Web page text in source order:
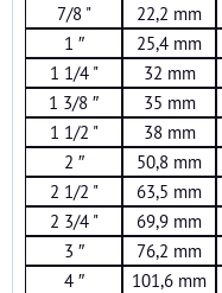
7/8 "
22,2 mm
1 ″
25,4 mm
1 1/4 "
32 mm
1 3/8 ″
35 mm
1 1/2 "
38 mm
2 ″
50,8 mm
2 1/2 "
63,5 mm
2 3/4 "
69,9 mm
3 ″
76,2 mm
4 ″
101,6 mm